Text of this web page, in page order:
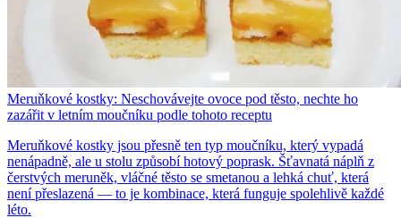
Meruňkové kostky: Neschovávejte ovoce pod těsto, nechte ho
zazářit v letním moučníku podle tohoto receptu
Meruňkové kostky jsou přesně ten typ moučníku, který vypadá
nenápadně, ale u stolu způsobí hotový poprask. Šťavnatá náplň z
čerstvých meruněk, vláčné těsto se smetanou a lehká chuť, která
není přeslazená — to je kombinace, která funguje spolehlivě každé
léto.